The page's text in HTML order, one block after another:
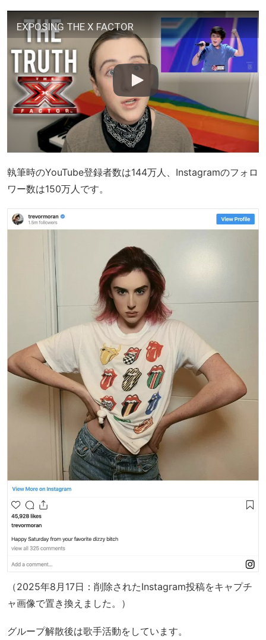
EXPOSING THE X FACTOR
執筆時のYouTube登録者数は144万人、Instagramのフォロ
ワー数は150万人です。
（2025年8月17日：削除されたInstagram投稿をキャプチ
ャ画像で置き換えました。）
グループ解散後は歌手活動をしています。